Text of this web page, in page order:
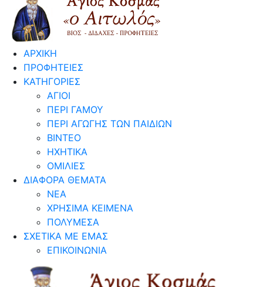
ΑΡΧΙΚΗ
ΠΡΟΦΗΤΕΙΕΣ
ΚΑΤΗΓΟΡΙΕΣ
ΑΓΙΟΙ
ΠΕΡΙ ΓΑΜΟΥ
ΠΕΡΙ ΑΓΩΓΗΣ ΤΩΝ ΠΑΙΔΙΩΝ
ΒΙΝΤΕΟ
ΗΧΗΤΙΚΑ
ΟΜΙΛΙΕΣ
ΔΙΑΦΟΡΑ ΘΕΜΑΤΑ
ΝΕΑ
ΧΡΗΣΙΜΑ ΚΕΙΜΕΝΑ
ΠΟΛΥΜΕΣΑ
ΣΧΕΤΙΚΑ ΜΕ ΕΜΑΣ
ΕΠΙΚΟΙΝΩΝΙΑ